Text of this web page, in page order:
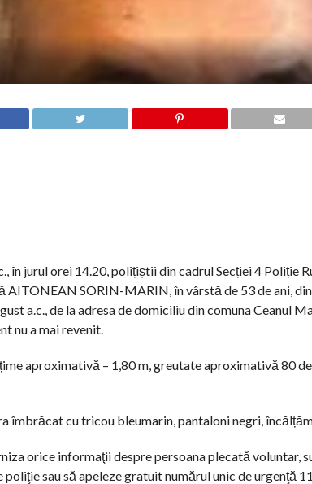
în jurul orei 14.20, polițiștii din cadrul Secției 4 Poliție
AITONEAN SORIN-MARIN, în vârstă de 53 de ani,
a.c., de la adresa de domiciliu din comuna Ceanul
nu a mai revenit.
aproximativă – 1,80 m, greutate aproximativă 80
îmbrăcat cu tricou bleumarin, pantaloni negri,
orice informaţii despre persoana plecată voluntar,
sau să apeleze gratuit numărul unic de urgenţă